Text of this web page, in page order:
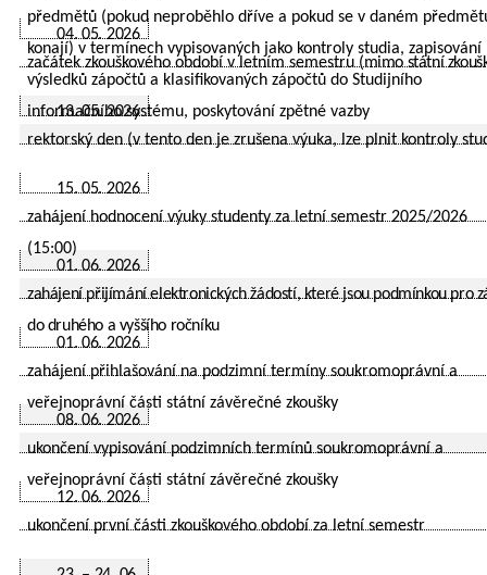
předmětů (pokud neproběhlo dříve a pokud se v daném
konají) v termínech vypisovaných jako kontroly studia, zapisování
výsledků zápočtů a klasifikovaných zápočtů do Studijního
informačního systému, poskytování zpětné vazby
04. 05. 2026
začátek zkouškového období v letním semestru(mimo státní
13. 05. 2026
rektorský den (v tento den je zrušena výuka, lze plnit kontroly
15. 05. 2026
zahájení hodnocení výuky studenty za letní semestr 2025/2026
(15:00)
01. 06. 2026
zahájení přijímání elektronických žádostí, které jsou podmínkou pro
do druhého a vyššího ročníku
01. 06. 2026
zahájení přihlašování na podzimní termíny soukromoprávní a
veřejnoprávní části státní závěrečné zkoušky
08. 06. 2026
ukončení vypisování podzimních termínů soukromoprávní a
veřejnoprávní části státní závěrečné zkoušky
12. 06. 2026
ukončení první části zkouškového období za letní semestr